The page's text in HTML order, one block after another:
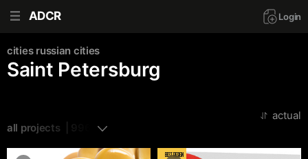
ADCR Login
cities russian cities
Saint Petersburg
all projects  | 996
actual
BEST DESIGN